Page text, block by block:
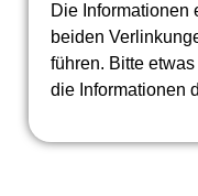
Die Informationen
beiden
führen. Bitte
die Informationen